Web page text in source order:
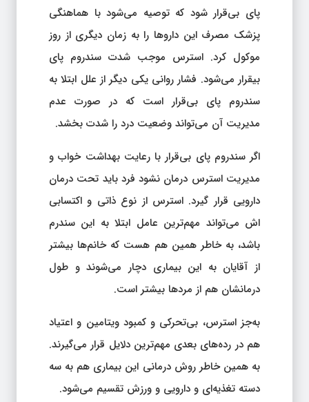
پای بی‌قرار شود که توصیه می‌شود با هماهنگی
پزشک مصرف این داروها را به زمان دیگری از روز
موکول کرد. استرس موجب شدت سندروم پای
بیقرار می‌شود. فشار روانی یکی دیگر از علل ابتلا به
سندروم پای بی‌قرار است که در صورت عدم
مدیریت آن می‌تواند وضعیت درد را شدت بخشد.
اگر سندروم پای بی‌قرار با رعایت بهداشت خواب و
مدیریت استرس درمان نشود فرد باید تحت درمان
دارویی قرار گیرد. استرس از نوع ذاتی و اکتسابی
اش می‌تواند مهم‌ترین عامل ابتلا به این سندرم
باشد، به خاطر همین هم هست که خانم‌ها بیشتر
از آقایان به این بیماری دچار می‌شوند و طول
درمانشان هم از مردها بیشتر است.
به‌جز استرس، بی‌تحرکی و کمبود ویتامین و اعتیاد
هم در رده‌های بعدی مهم‌ترین دلایل قرار می‌گیرند.
به همین خاطر روش درمانی این بیماری هم به سه
دسته تغذیه‌ای و دارویی و ورزش تقسیم می‌شود.